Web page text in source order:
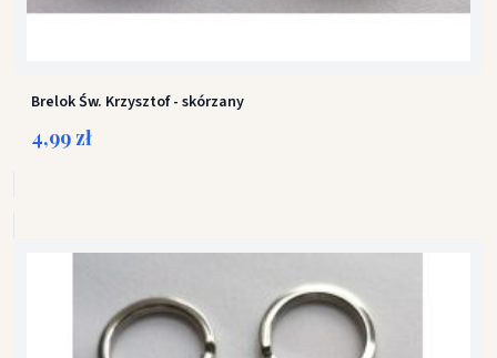
Brelok Św. Krzysztof - skórzany
4,99 zł